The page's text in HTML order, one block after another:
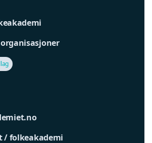
/ folkeakademi